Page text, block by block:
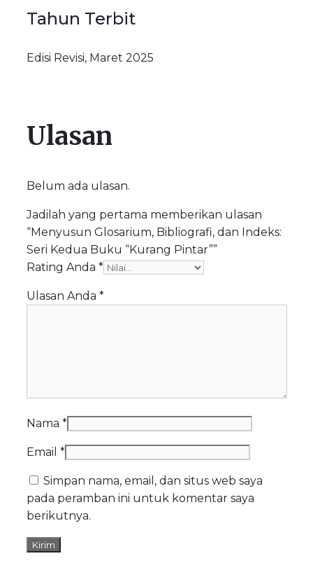
Tahun Terbit
Edisi Revisi, Maret 2025
Ulasan
Belum ada ulasan.
Jadilah yang pertama memberikan ulasan
“Menyusun Glosarium, Bibliografi, dan Indeks:
Seri Kedua Buku “Kurang Pintar””
Rating Anda *
Ulasan Anda *
Nama *
Email *
Simpan nama, email, dan situs web saya
pada peramban ini untuk komentar saya
berikutnya.